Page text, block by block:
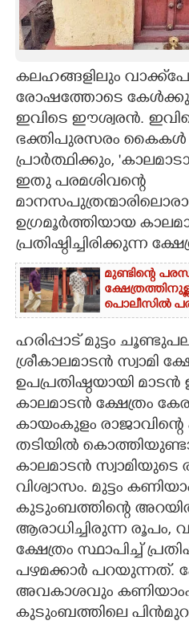
ASTRO
CARTOONS
LITERATURE
ZOOM
CONTACT US
കലഹങ്ങളിലും
രോഷത്തോടെ
ഇവിടെ ഈശ്വരൻ.
ഭക്തിപുരസരം കൈകൾ
പ്രാർത്ഥിക്കും,
ഇതു പരമശിവന്റെ
ഉഗ്രമൂർത്തിയായ
പ്രതിഷ്ഠിച്ചിരിക്കുന്ന
മുണ്ടിന്റെ
പൊലീസിൽ
ഹരിപ്പാട് മുട്ടം
ശ്രീകാലമാടൻ സ്വാമി
ഉപപ്രതിഷ്ഠയായി മാടൻ
കാലമാടൻ ക്ഷേത്രം
കായംകുളം
തടിയിൽ
കാലമാടൻ
വിശ്വാസം. മുട്ടം
കുടുംബത്തിന്റെ
ആരാധിച്ചിരുന്ന
ക്ഷേത്രം സ്ഥാപിച്ച്
പഴമക്കാർ പറയുന്നത്.
അവകാശവും
കുടുംബത്തിലെ